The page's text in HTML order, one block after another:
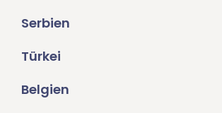
Serbien
Türkei
Belgien